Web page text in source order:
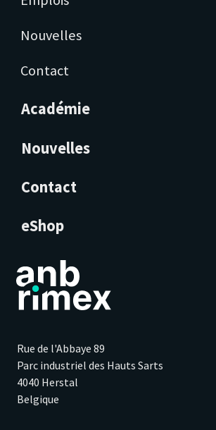
Nouvelles
Contact
Académie
Nouvelles
Contact
eShop
Rue de l'Abbaye 89
Parc industriel des Hauts Sarts
4040 Herstal
Belgique